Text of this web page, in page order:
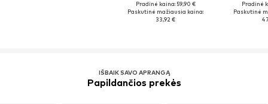
Pradinė kaina: 59,90 €
Paskutinė mažiausia kaina:
33,92 €
Pradinė
Paskutinė
IŠBAIK SAVO APRANGĄ
Papildančios prekės